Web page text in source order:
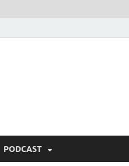
PODCAST